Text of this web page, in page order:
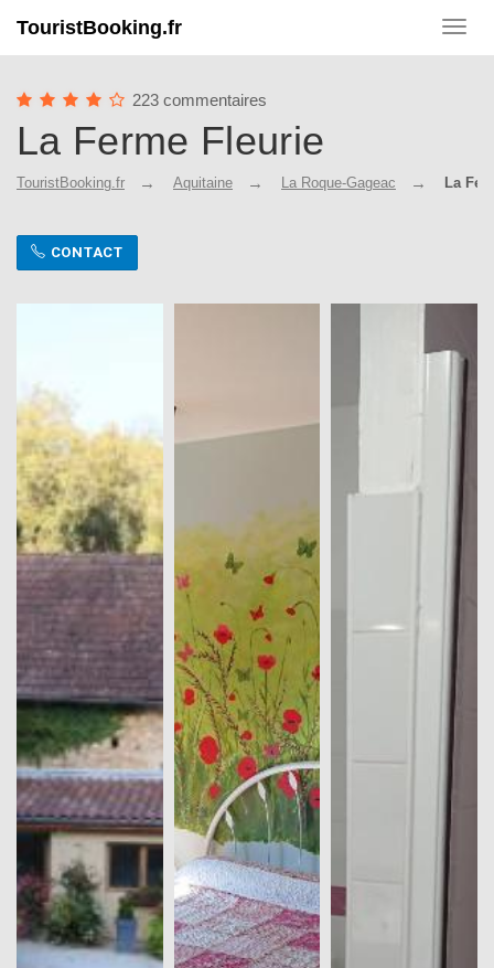
TouristBooking.fr
223 commentaires
La Ferme Fleurie
TouristBooking.fr Aquitaine La Roque-Gageac La
CONTACT